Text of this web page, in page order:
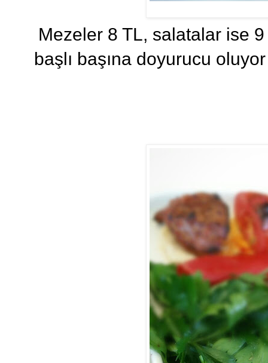
Mezeler 8 TL, salatalar ise
başlı başına doyurucu